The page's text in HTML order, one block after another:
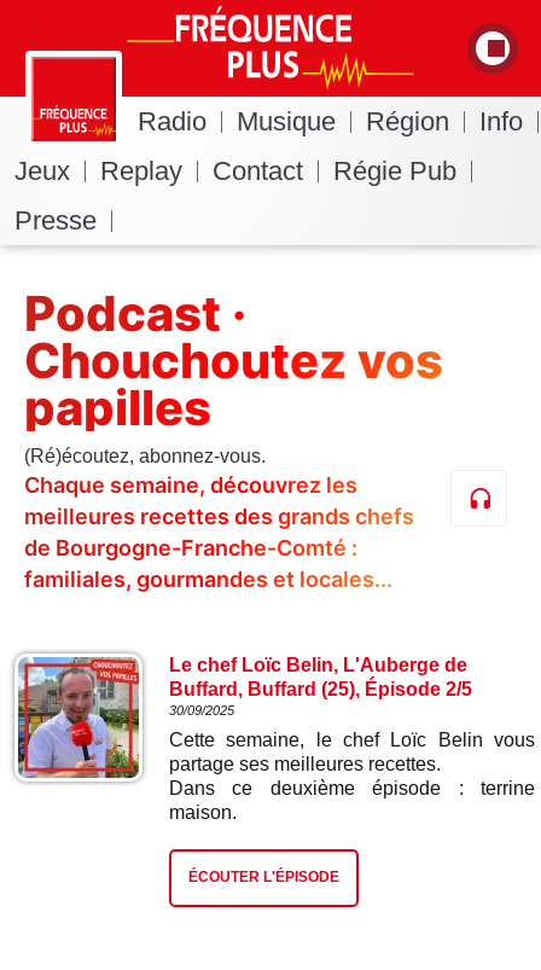
Radio Musique Région
Info
Jeux
Replay Contact
Régie Pub
Presse
Podcast ·
Chouchoutez vos
papilles
(Ré)écoutez, abonnez-vous.
Chaque semaine, découvrez les
meilleures recettes des grands chefs
de Bourgogne-Franche-Comté :
familiales, gourmandes et locales...
Le chef Loïc Belin, L'Auberge de
Buffard, Buffard (25), Épisode 2/5
30/09/2025
Cette semaine, le chef Loïc Belin vous
partage ses meilleures recettes.
Dans ce deuxième épisode : terrine
maison.
ÉCOUTER L'ÉPISODE